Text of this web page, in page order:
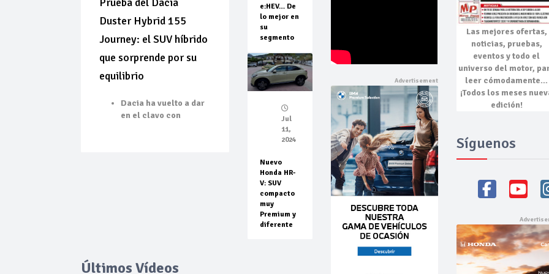
Duster Hybrid 155
Journey: el SUV híbrido
que sorprende por su
equilibrio
Dacia ha vuelto a dar
en el clavo con
e:HEV… De
lo mejor en
su
segmento
Jul
11,
2024
Nuevo
Honda HR-
V: SUV
compacto
muy
Premium y
diferente
Últimos Vídeos
Las mejores ofertas,
noticias, pruebas,
eventosy todo el
universo del motor,
leer cómodamente…
¡Todos los meses
edición!
Síguenos